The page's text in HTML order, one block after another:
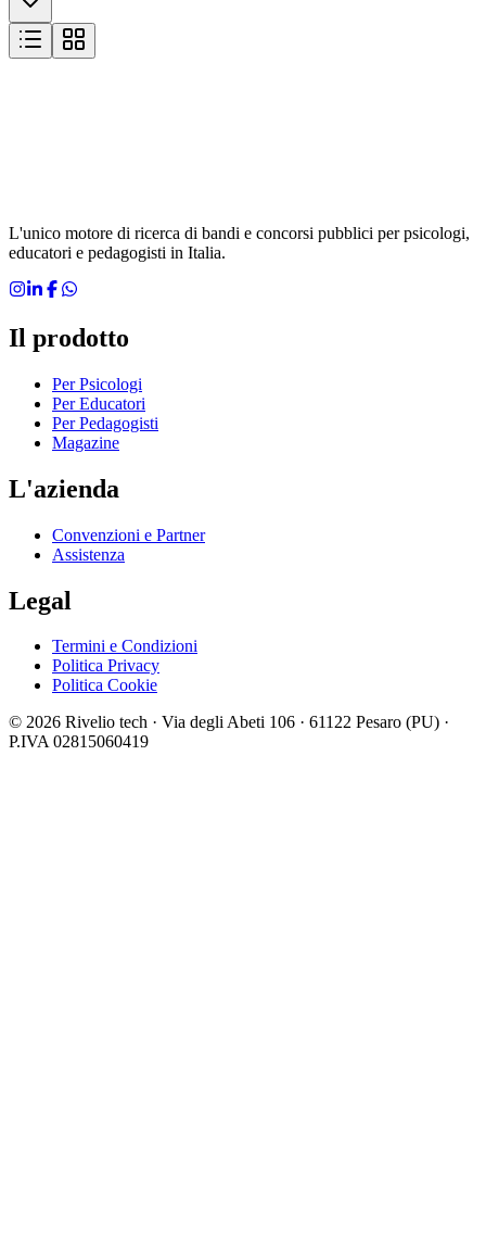
L'unico motore di ricerca di bandi e concorsi pubblici per psicologi,
educatori e pedagogisti in Italia.
Il prodotto
Per Psicologi
Per Educatori
Per Pedagogisti
Magazine
L'azienda
Convenzioni e Partner
Assistenza
Legal
Termini e Condizioni
Politica Privacy
Politica Cookie
© 2026 Rivelio tech · Via degli Abeti 106 · 61122 Pesaro (PU) ·
P.IVA 02815060419